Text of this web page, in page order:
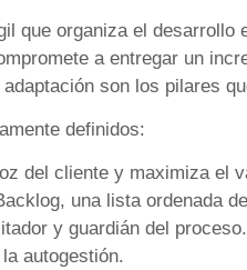
que organiza el
a entregar un
son los pilares
definidos:
del cliente y maximiza el
una lista ordenada
y guardián del
autogestión.